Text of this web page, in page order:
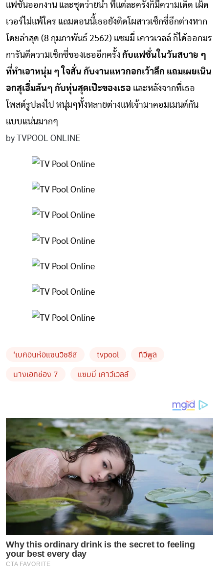
แฟชั่นออกงาน และชุดว่ายน้ำ ที่แต่ละครั้งก็มีความเด็ด เผ็ด
เวอร์ไม่แพ้ใคร แถมตอนนี้เธอยังติดโผสาวเซ็กซี่อีกต่างหาก
โดยล่าสุด (8 กุมภาพันธ์ 2562) แซมมี่ เคาวเวลล์ ก็ได้ออกมร
การันตีความเซ็กซี่ของเธออีกครั้ง กับแฟชั่นในวันสบาย ๆ
ที่ทำเอาหนุ่ม ๆ ใจสั่น กับงานแหวกอกเว้าลึก แถมเผยเนิน
อกสุเอึ๋มล้นๆ กับหุ่นสุดเป๊ะของเธอ และหลังจากที่เธอ
โพสต์รูปลงไป หนุ่มๆทั้งหลายต่างแห่เจ้ามาคอมเมนต์กัน
แบบแน่นมากๆ
by TVPOOL ONLINE
‘เบคอนห่อแซนวิชชีส tvpool
ทีวีพูล
นางเอกช่อง 7
แซมมี่ เคาว์เวลล์
Why this ordinary drink is the secret to feeling
your best every day
CTA FAVORITE